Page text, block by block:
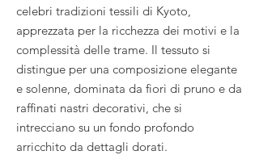
celebri tradizioni tessili di Kyoto,
apprezzata per la ricchezza dei motivi e la
complessità delle trame. Il tessuto si
distingue per una composizione elegante
e solenne, dominata da fiori di pruno e da
raffinati nastri decorativi, che si
intrecciano su un fondo profondo
arricchito da dettagli dorati.